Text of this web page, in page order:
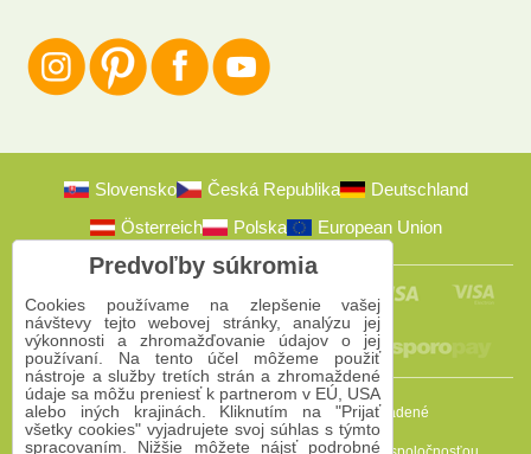
Slovensko Česká Republika
Deutschland
Österreich
Polska European Union
2009-2026 © Bomba s.r.o.Všetky práva vyhradené
Predvoľby súkromia
Cookies používame na zlepšenie vašej
návštevy tejto webovej stránky, analýzu jej
výkonnosti a zhromažďovanie údajov o jej
používaní. Na tento účel môžeme použiť
nástroje a služby tretích strán a zhromaždené
údaje sa môžu preniesť k partnerom v EÚ, USA
alebo iných krajinách. Kliknutím na "Prijať
všetky cookies" vyjadrujete svoj súhlas s týmto
spracovaním. Nižšie môžete nájsť podrobné